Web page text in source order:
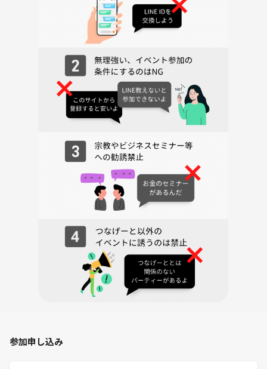
終わってからご飯行くこともあります🍚
【持っているボードゲーム 一覧】
- ディクシット
- 白雪姫のアップルーレット
- 宝石の煌めきマーベル
- キングオブトーキョー
- モンスターメーカー
- スコットランドヤード東京
- インカの黄金 再発掘
- クイズいい線行きましょう
- シークレットランキング
- scout スカウト
- ワードウルフ
参加申し込み